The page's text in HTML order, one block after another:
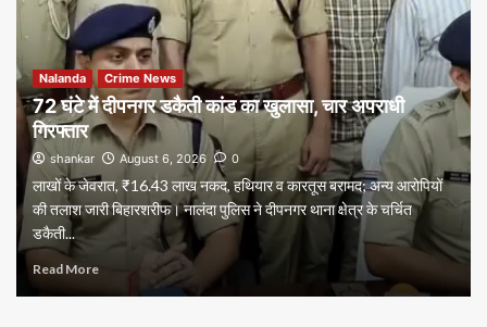
Nalanda Crime News
72 घंटे में दीपनगर डकैती कांड का खुलासा, चार अपराधी
गिरफ्तार
shankar August 6, 2026 0
लाखों के जेवरात, ₹16.43 लाख नकद, हथियार व कारतूस बरामद; अन्य आरोपियों
की तलाश जारी बिहारशरीफ। नालंदा पुलिस ने दीपनगर थाना क्षेत्र के चर्चित
डकैती...
Read More